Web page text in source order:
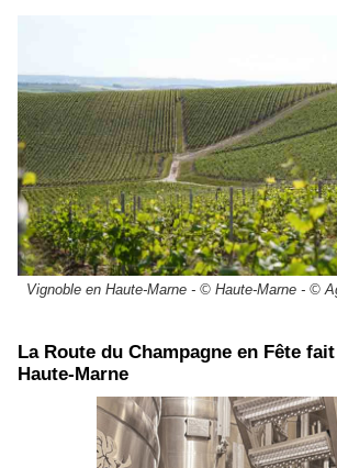
Vignoble en Haute-Marne - © Haute-Marne - ©
​La Route du Champagne en Fête
Haute-Marne